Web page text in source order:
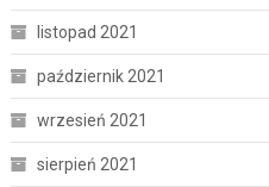
listopad 2021
październik 2021
wrzesień 2021
sierpień 2021